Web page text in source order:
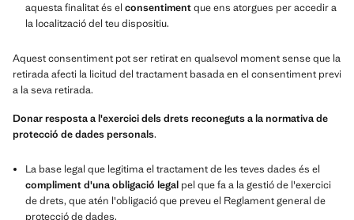
aquesta finalitat és el consentimentque ens atorgues per accedir a
la localització del teu dispositiu.
Aquest consentiment pot ser retirat en qualsevol moment sense que la
retirada afecti la licitud del tractament basada en el consentiment previ
a la seva retirada.
Donar resposta a l'exercici dels drets reconeguts a la normativa de
protecció de dades personals.
La base legal que legitima el tractament de les teves dades és el
compliment d'una obligació legal pel que fa a la gestió de l'exercici
de drets, que atén l'obligació que preveu el Reglament general de
protecció de dades.